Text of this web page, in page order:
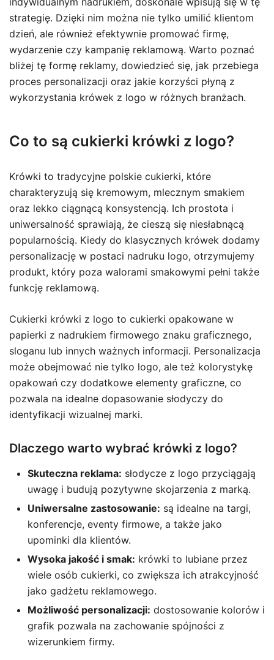
strategię. Dzięki nim można nie tylko umilić klientom
dzień, ale również efektywnie promować firmę,
wydarzenie czy kampanię reklamową. Warto poznać
bliżej tę formę reklamy, dowiedzieć się, jak przebiega
proces personalizacji oraz jakie korzyści płyną z
wykorzystania krówek z logo w różnych branżach.
Co to są cukierki krówki z logo?
Krówki to tradycyjne polskie cukierki, które
charakteryzują się kremowym, mlecznym smakiem
oraz lekko ciągnącą konsystencją. Ich prostota i
uniwersalność sprawiają, że cieszą się niesłabnącą
popularnością. Kiedy do klasycznych krówek dodamy
personalizację w postaci nadruku logo, otrzymujemy
produkt, który poza walorami smakowymi pełni także
funkcję reklamową.
Cukierki krówki z logo to cukierki opakowane w
papierki z nadrukiem firmowego znaku graficznego,
sloganu lub innych ważnych informacji. Personalizacja
może obejmować nie tylko logo, ale też kolorystykę
opakowań czy dodatkowe elementy graficzne, co
pozwala na idealne dopasowanie słodyczy do
identyfikacji wizualnej marki.
Dlaczego warto wybrać krówki z logo?
Skuteczna reklama: słodycze z logo przyciągają
uwagę i budują pozytywne skojarzenia z marką.
Uniwersalne zastosowanie: są idealne na targi,
konferencje, eventy firmowe, a także jako
upominki dla klientów.
Wysoka jakość i smak: krówki to lubiane przez
wiele osób cukierki, co zwiększa ich atrakcyjność
jako gadżetu reklamowego.
Możliwość personalizacji: dostosowanie kolorów i
grafik pozwala na zachowanie spójności z
wizerunkiem firmy.